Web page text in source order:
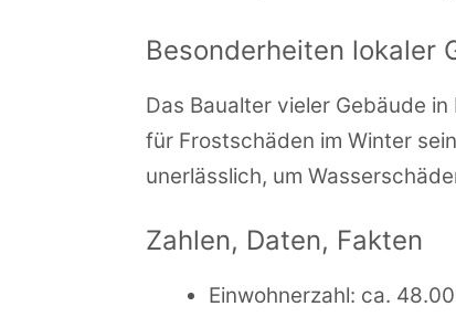
Besonderheiten lokaler
Das Baualter vieler Gebäude
für Frostschäden im Winter
unerlässlich, um
Zahlen, Daten, Fakten
Einwohnerzahl: ca.